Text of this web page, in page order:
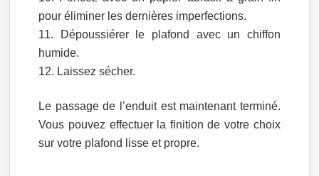
pour éliminer les dernières imperfections.
Dépoussiérer le plafond avec un chiffon
humide.
Laissez sécher.
Le passage de l’enduit est maintenant terminé.
Vous pouvez effectuer la finition de votre choix
sur votre plafond lisse et propre.